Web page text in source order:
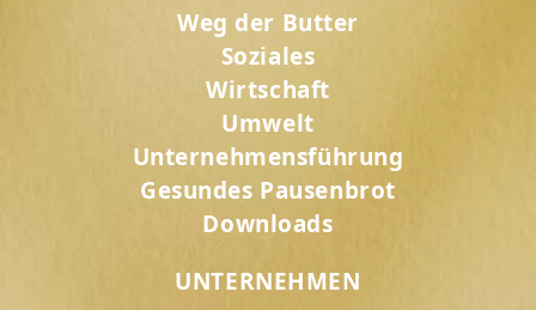
Weg der Butter
Soziales
Wirtschaft
Umwelt
Unternehmensführung
Gesundes Pausenbrot
Downloads
UNTERNEHMEN